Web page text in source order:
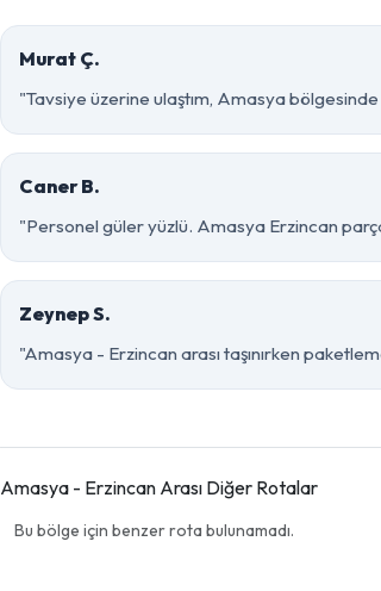
Murat Ç.
"Tavsiye üzerine ulaştım, Amasya
Caner B.
"Personel güler yüzlü. Amasya Erzincan
Zeynep S.
"Amasya - Erzincan arası taşınırken
Amasya - Erzincan Arası Diğer Rotalar
Bu bölge için benzer rota bulunamadı.